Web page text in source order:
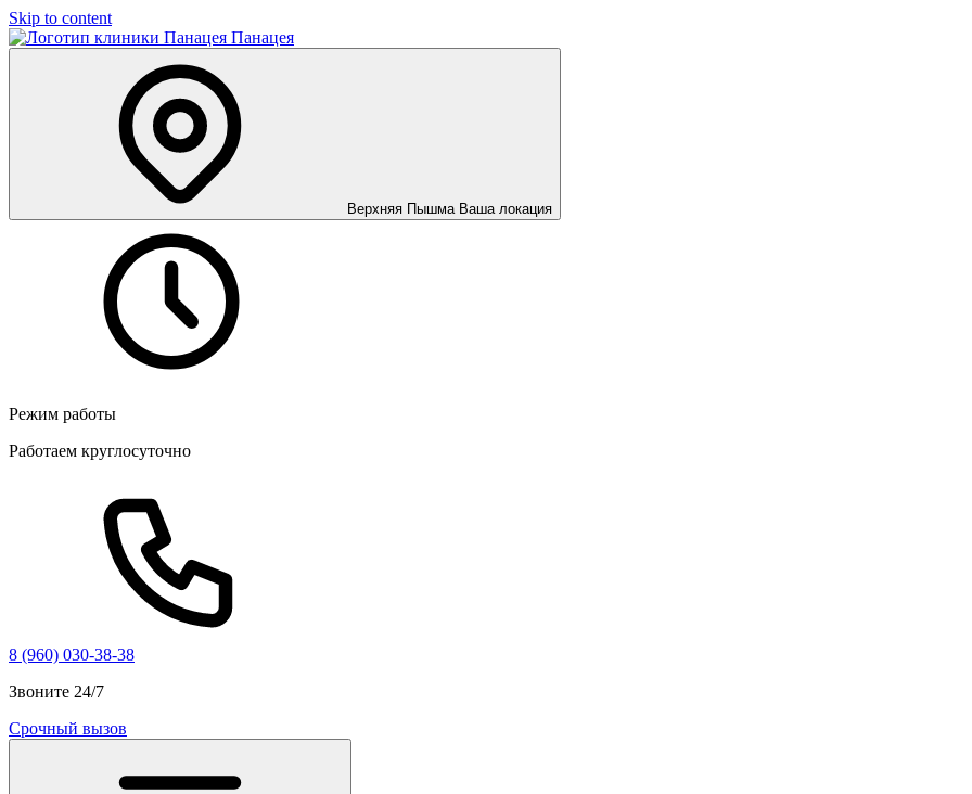
Skip to content
Панацея
Верхняя Пышма Ваша локация
Режим работы
Работаем круглосуточно
8 (960) 030-38-38
Звоните 24/7
Срочный вызов